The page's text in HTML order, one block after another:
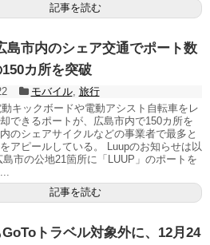
記事を読む
島市内のシェア交通でポート数
カ所を突破
モバイル, 旅行
動キックボードや電動アシスト自転車をレ
できるポートが、広島市内で150カ所を
のシェアサイクルなどの事業者で最多と
アピールしている。 Luupのお知らせは以
市の公地21箇所に「LUUP」のポートを
記事を読む
トラベル対象外に、12月24